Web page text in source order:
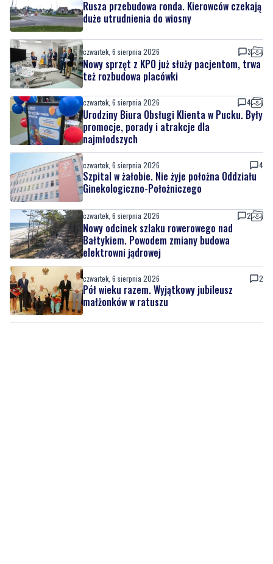
Rusza przebudowa ronda. Kierowców czekają
duże utrudnienia do wiosny
czwartek, 6 sierpnia 2026 3
Nowy sprzęt z KPO już służy pacjentom, trwa
też rozbudowa placówki
czwartek, 6 sierpnia 2026 4
Urodziny Biura Obsługi Klienta w Pucku. Były
promocje, porady i atrakcje dla
najmłodszych
czwartek, 6 sierpnia 2026 4
Szpital w żałobie. Nie żyje położna Oddziału
Ginekologiczno-Położniczego
czwartek, 6 sierpnia 2026 2
Nowy odcinek szlaku rowerowego nad
Bałtykiem. Powodem zmiany budowa
elektrowni jądrowej
czwartek, 6 sierpnia 2026 2
Pół wieku razem. Wyjątkowy jubileusz
małżonków w ratuszu